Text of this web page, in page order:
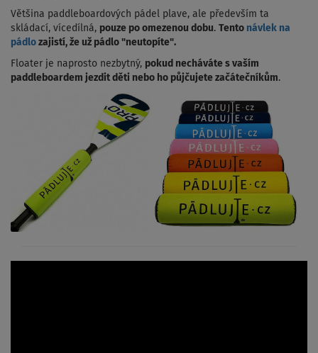
Většina paddleboardových pádel plave, ale především ta
skládací, vícedílná, pouze po omezenou dobu. Tento návlek na
pádlo zajistí, že už pádlo "neutopíte".
Floater je naprosto nezbytný, pokud necháváte s vaším
paddleboardem jezdit děti nebo ho půjčujete začátečníkům.